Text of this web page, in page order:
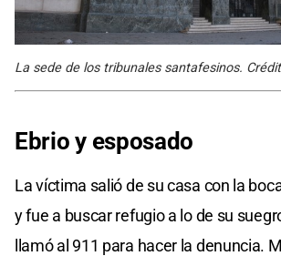
La sede de los tribunales santafesinos.
Ebrio y esposado
La víctima salió de su casa con la
y fue a buscar refugio a lo de su
llamó al 911 para hacer la denuncia.